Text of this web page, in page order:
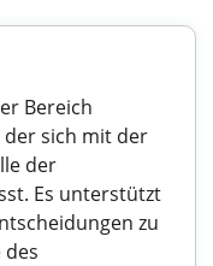
Bereich
sich mit der
der
Es unterstützt
zu